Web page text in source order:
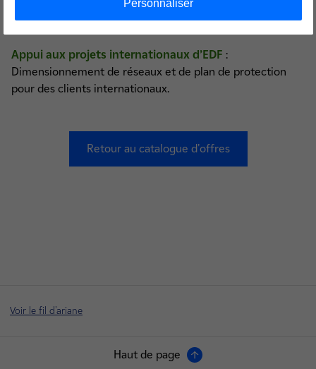
Projets de centrale nucléaire EPR: Dimensionnement
Appui aux projets internationaux d’EDF :
Dimensionnement de réseaux et de plan de protection
pour des clients internationaux.
Retour au catalogue d'offres
Voir le fil d'ariane
Haut de page
Personnaliser